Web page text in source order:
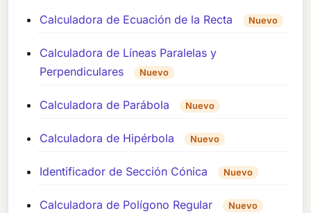
Calculadora de Ecuación de la Recta Nuevo
Calculadora de Líneas Paralelas y
Perpendiculares
Nuevo
Calculadora de Parábola Nuevo
Calculadora de Hipérbola Nuevo
Identificador de Sección Cónica Nuevo
Calculadora de Polígono Regular Nuevo